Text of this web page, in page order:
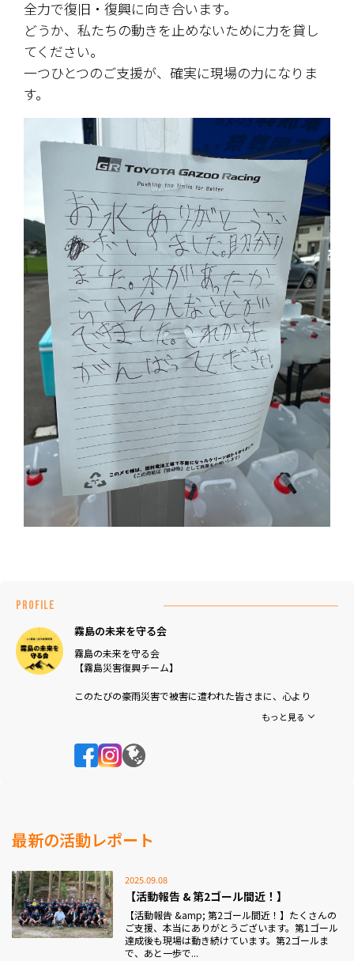
全力で復旧・復興に向き合います。
どうか、私たちの動きを止めないために力を貸し
てください。
一つひとつのご支援が、確実に現場の力になりま
す。
PROFILE
霧島の未来を守る会
霧島の未来を守る会
【霧島災害復興チーム】
このたびの豪雨災害で被害に遭われた皆さまに、心より
ち上げ、
当分の間は、復興活動に全力で取り組みます。
ど）・物資提供・配布
・ボランティア募集とマッチング・寄付の受付・情報発
被災された方が一日でも早く日常を取り戻せるよう、全
力で動きます。
もっと見る
最新の活動レポート
2025.09.08
【活動報告 & 第2ゴール間近！】
【活動報告 &amp; 第2ゴール間近！】たくさんの
ご支援、本当にありがとうございます。第1ゴール
達成後も現場は動き続けています。第2ゴールま
で、あと一歩で...